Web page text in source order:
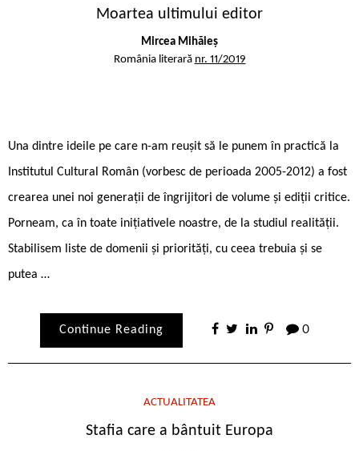
Moartea ultimului editor
Mircea Mihăieș
România literară nr. 11/2019
Una dintre ideile pe care n-am reușit să le punem în practică la
Institutul Cultural Român (vorbesc de perioada 2005-2012) a fost
crearea unei noi generații de îngrijitori de volume și ediții critice.
Porneam, ca în toate inițiativele noastre, de la studiul realității.
Stabilisem liste de domenii și priorități, cu ceea trebuia și se
putea …
Continue Reading 0
ACTUALITATEA
Stafia care a bântuit Europa